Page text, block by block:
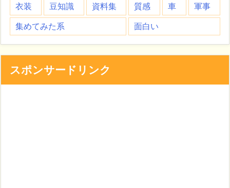
衣装
豆知識 資料集 質感 車
軍事
集めてみた系
面白い
スポンサードリンク